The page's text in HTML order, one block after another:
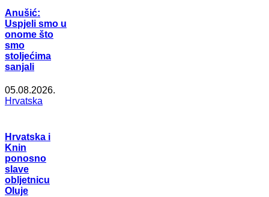
Anušić:
Uspjeli smo u
onome što
smo
stoljećima
sanjali
05.08.2026.
Hrvatska
Hrvatska i
Knin
ponosno
slave
obljetnicu
Oluje